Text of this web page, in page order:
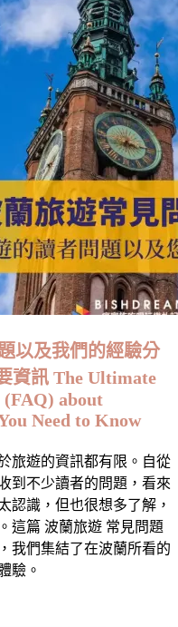
以及我們的經驗分
資訊 The Ultimate
(FAQ) about
Need to Know
旅遊的資訊都有限。自從
到不少讀者的問題，看來
認識，但也很想多了解，
這篇 波蘭旅遊 常見問題
我們集結了在波蘭所看的
驗。